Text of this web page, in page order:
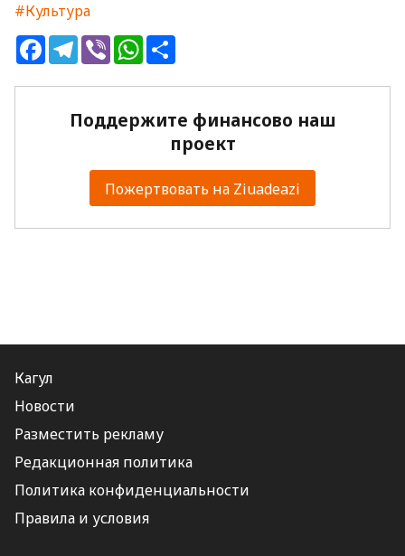
#Культура
FacebookTelegram
ViberWhatsApp
Поддержите финансово наш
проект
Пожертвовать на Ziuadeazi
Кагул
Новости
Разместить рекламу
Редакционная политика
Политика конфиденциальности
Правила и условия